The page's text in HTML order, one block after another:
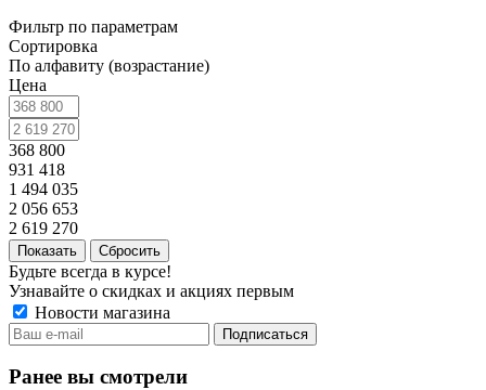
Фильтр по параметрам
Сортировка
По алфавиту (возрастание)
Цена
368 800
931 418
1 494 035
2 056 653
2 619 270
Сбросить
Будьте всегда в курсе!
Узнавайте о скидках и акциях первым
Новости магазина
Ранее вы смотрели